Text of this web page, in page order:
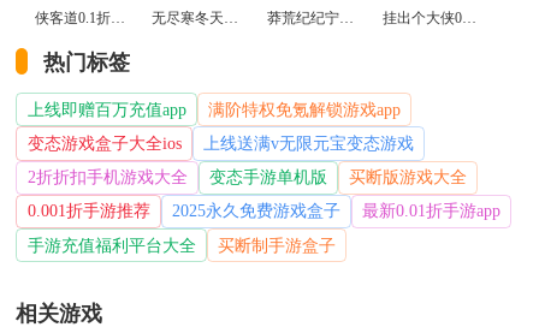
侠客道0.1折变态版 无尽寒冬天蛇新春送礼版 莽荒纪纪宁传奇0.1折送无限连抽版 挂出个大侠0.05折免单福利版
热门标签
上线即赠百万充值app
满阶特权免氪解锁游戏app
变态游戏盒子大全ios
上线送满v无限元宝变态游戏
2折折扣手机游戏大全
变态手游单机版
买断版游戏大全
0.001折手游推荐
2025永久免费游戏盒子
最新0.01折手游app
手游充值福利平台大全
买断制手游盒子
相关游戏